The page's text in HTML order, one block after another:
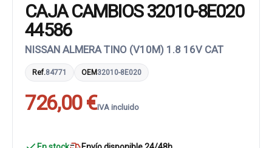
CAJA CAMBIOS 32010-8E020
44586
NISSAN ALMERA TINO (V10M) 1.8 16V CAT
Ref.84771 OEM32010-8E020
726,00 €IVA incluido